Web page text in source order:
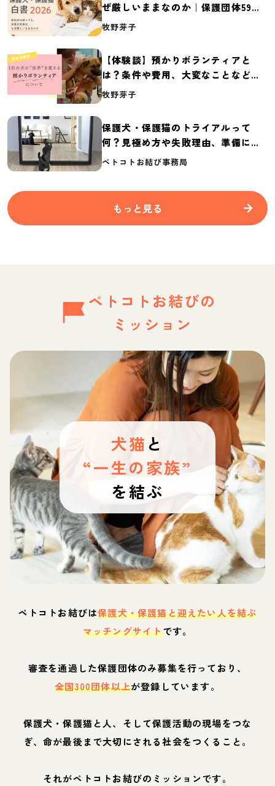
ぜ厳しいままなのか｜保護団体59団
体の実態調査【保護犬・保護猫白書
牧野芽子
【体験談】預かりボランティアと
は？条件や費用、大変なことなど紹
介
牧野芽子
保護犬・保護猫のトライアルって
何？見極め方や失敗理由、準備に必
要なものを紹介
ペトコトお結び事務局
もっと見る
ペトコトお結びの
ミッション
犬猫 と
“一生の家族”
を結ぶ
ペトコトお結びは保護犬・保護猫と迎えたい人を結ぶ
マッチングサイトです。
審査を通過した保護団体のみ募集を行っており、
全国300団体以上が登録しています。
保護犬・保護猫と人、そして保護活動の現場をつな
ぎ、命が最後まで大切にされる社会をつくること。
それがペトコトお結びのミッションです。